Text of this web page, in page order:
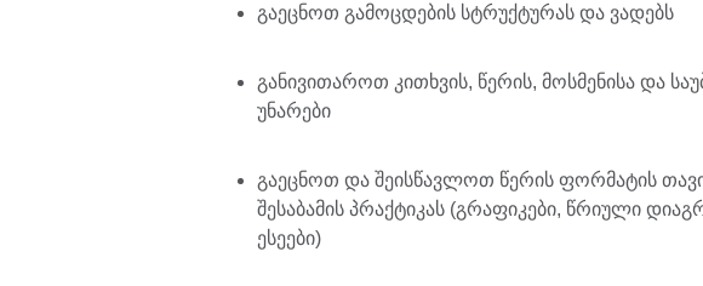
გაეცნოთ გამოცდების სტრუქტურას და ვადებს
განივითაროთ კითხვის, წერის, მოსმენისა და
უნარები
გაეცნოთ და შეისწავლოთ წერის ფორმატის
შესაბამის პრაქტიკას (გრაფიკები, წრიული
ესეები)